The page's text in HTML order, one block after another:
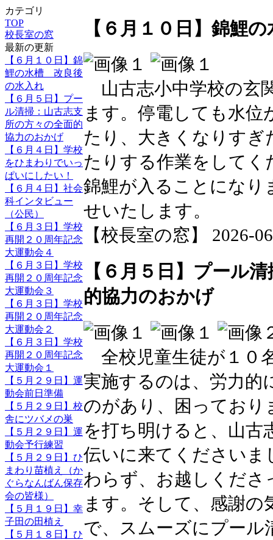
カテゴリ
TOP
校長室の窓
最新の更新
【６月１０日】錦
鯉の水槽 改良後
の水入れ
【６月５日】プー
ル清掃：山古志支
所の方々の全面的
協力のおかげ
【６月４日】学校
をひまわりでいっ
ぱいにしたい！
【６月４日】社会
科インタビュー
（公民）
【６月３日】学校
再開２０周年記念
大運動会４
【６月３日】学校
再開２０周年記念
大運動会３
【６月３日】学校
再開２０周年記念
大運動会２
【６月３日】学校
再開２０周年記念
大運動会１
【５月２９日】運
動会前日準備
【５月２９日】校
舎にツバメの巣
【５月２９日】運
動会予行練習
【５月２９日】ひ
まわり苗植え（か
ぐらなんばん保存
会の皆様）
【５月１９日】幸
子田の田植え
【５月１８日】ひ
【６月１０日】錦鯉
山古志小中学校の玄
ます。停電しても水
たり、大きくなりすぎ
たりする作業をして
錦鯉が入ることになり
せいたします。
【校長室の窓】 2026-
【６月５日】プール
的協力のおかげ
全校児童生徒が１０
実施するのは、労力的
のがあり、困ってお
を打ち明けると、山古
伝いに来てくださいま
わらず、お越しくださ
ます。そして、感謝
で、スムーズにプール